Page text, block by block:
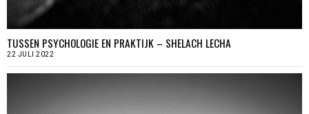
TUSSEN PSYCHOLOGIE EN PRAKTIJK – SHELACH LECHA
22 JULI 2022